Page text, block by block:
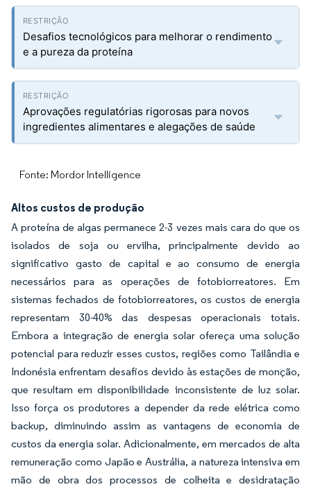
Desafios tecnológicos para melhorar o rendimento
e a pureza da proteína
Aprovações regulatórias rigorosas para novos
ingredientes alimentares e alegações de saúde
Fonte: Mordor Intelligence
Altos custos de produção
A proteína de algas permanece 2-3 vezes mais cara do que os
isolados de soja ou ervilha, principalmente devido ao
significativo gasto de capital e ao consumo de energia
necessários para as operações de fotobiorreatores. Em
sistemas fechados de fotobiorreatores, os custos de energia
representam 30-40% das despesas operacionais totais.
Embora a integração de energia solar ofereça uma solução
potencial para reduzir esses custos, regiões como Tailândia e
Indonésia enfrentam desafios devido às estações de monção,
que resultam em disponibilidade inconsistente de luz solar.
Isso força os produtores a depender da rede elétrica como
backup, diminuindo assim as vantagens de economia de
custos da energia solar. Adicionalmente, em mercados de alta
remuneração como Japão e Austrália, a natureza intensiva em
mão de obra dos processos de colheita e desidratação